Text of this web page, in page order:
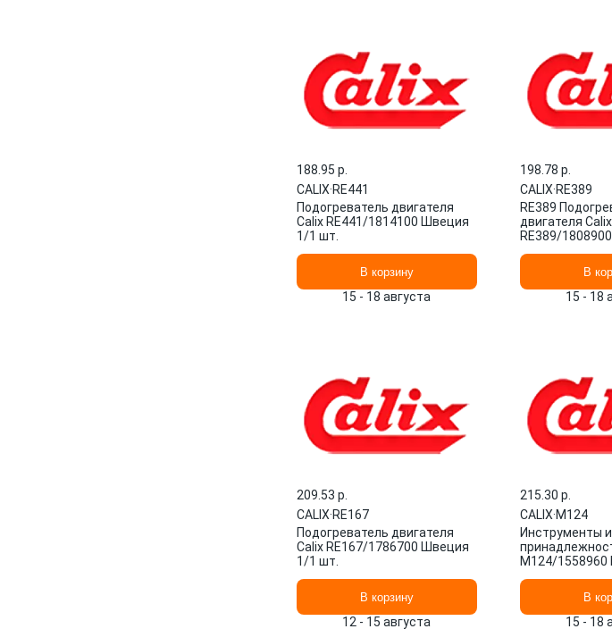
188.95 p.
CALIX·RE441
Подогреватель двигателя
Calix RE441/1814100 Швеция
1/1 шт.
В корзину
15 - 18 августа
198.78 p.
CALIX·RE389
RE389
двигателя Calix
RE389/
В
15 - 18
209.53 p.
CALIX·RE167
Подогреватель двигателя
Calix RE167/1786700 Швеция
1/1 шт.
В корзину
12 - 15 августа
215.30 p.
CALIX·M124
Инструменты и
M124/
В
15 - 18